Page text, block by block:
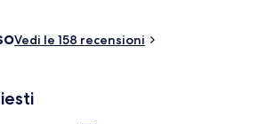
Vedi le 158 recensioni